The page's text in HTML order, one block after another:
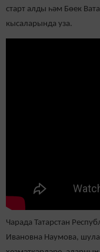
старт алды һәм Бөек
кысаларында уза.
Чарада Татарстан
Ивановна Наумова,